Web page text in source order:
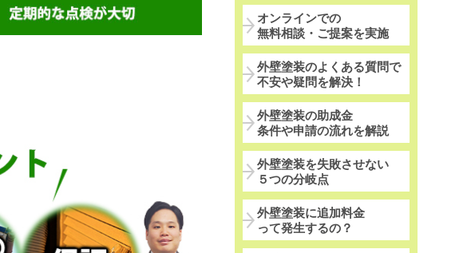
オンラインでの
無料相談・ご提案を実施
外壁塗装のよくある質問で
不安や疑問を解決！
外壁塗装の助成金
条件や申請の流れを解説
外壁塗装を失敗させない
５つの分岐点
外壁塗装に追加料金
って発生するの？